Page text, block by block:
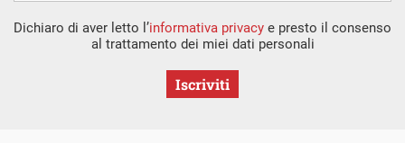
Dichiaro di aver letto l’informativa privacy e presto il consenso
al trattamento dei miei dati personali
Iscriviti